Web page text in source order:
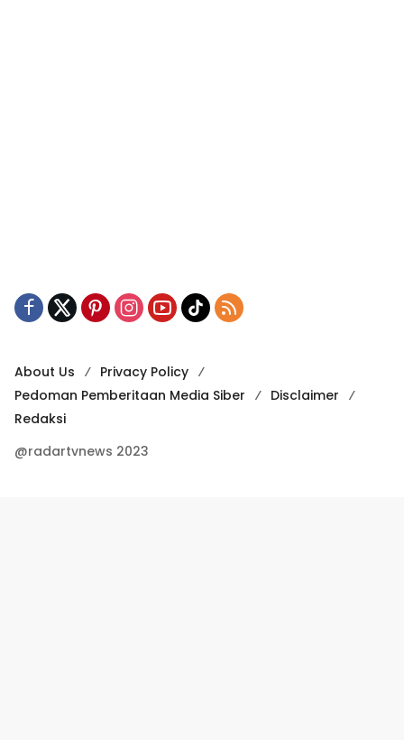
About Us
Privacy Policy
Pedoman Pemberitaan Media Siber
Disclaimer
Redaksi
@radartvnews 2023